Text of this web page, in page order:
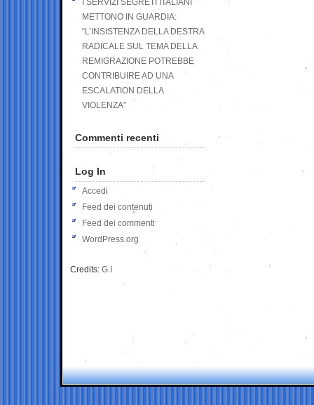
I SERVIZI SEGRETI ITALIANI
METTONO IN GUARDIA:
“L’INSISTENZA DELLA DESTRA
RADICALE SUL TEMA DELLA
REMIGRAZIONE POTREBBE
CONTRIBUIRE AD UNA
ESCALATION DELLA
VIOLENZA”
Commenti recenti
Log In
Accedi
Feed dei contenuti
Feed dei commenti
WordPress.org
Credits: G.I